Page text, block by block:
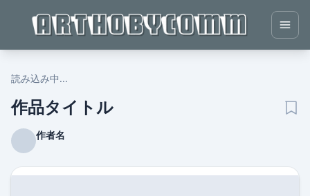
読み込み中...
作品タイトル
作者名